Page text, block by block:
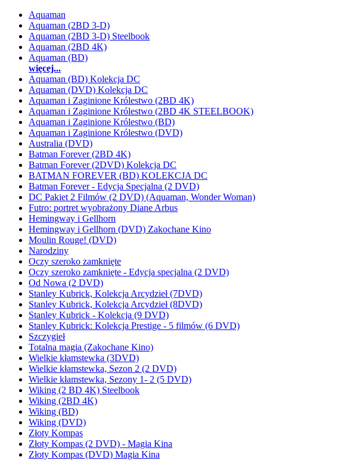
Aquaman
Aquaman (2BD 3-D)
Aquaman (2BD 3-D) Steelbook
Aquaman (2BD 4K)
Aquaman (BD)
więcej...
Aquaman (BD) Kolekcja DC
Aquaman (DVD) Kolekcja DC
Aquaman i Zaginione Królestwo (2BD 4K)
Aquaman i Zaginione Królestwo (2BD 4K STEELBOOK)
Aquaman i Zaginione Królestwo (BD)
Aquaman i Zaginione Królestwo (DVD)
Australia (DVD)
Batman Forever (2BD 4K)
Batman Forever (2DVD) Kolekcja DC
BATMAN FOREVER (BD) KOLEKCJA DC
Batman Forever - Edycja Specjalna (2 DVD)
DC Pakiet 2 Filmów (2 DVD) (Aquaman, Wonder Woman)
Futro: portret wyobrażony Diane Arbus
Hemingway i Gellhorn
Hemingway i Gellhorn (DVD) Zakochane Kino
Moulin Rouge! (DVD)
Narodziny
Oczy szeroko zamknięte
Oczy szeroko zamknięte - Edycja specjalna (2 DVD)
Od Nowa (2 DVD)
Stanley Kubrick, Kolekcja Arcydzieł (7DVD)
Stanley Kubrick, Kolekcja Arcydzieł (8DVD)
Stanley Kubrick - Kolekcja (9 DVD)
Stanley Kubrick: Kolekcja Prestige - 5 filmów (6 DVD)
Szczygieł
Totalna magia (Zakochane Kino)
Wielkie kłamstewka (3DVD)
Wielkie kłamstewka, Sezon 2 (2 DVD)
Wielkie kłamstewka, Sezony 1- 2 (5 DVD)
Wiking (2 BD 4K) Steelbook
Wiking (2BD 4K)
Wiking (BD)
Wiking (DVD)
Złoty Kompas
Złoty Kompas (2 DVD) - Magia Kina
Złoty Kompas (DVD) Magia Kina